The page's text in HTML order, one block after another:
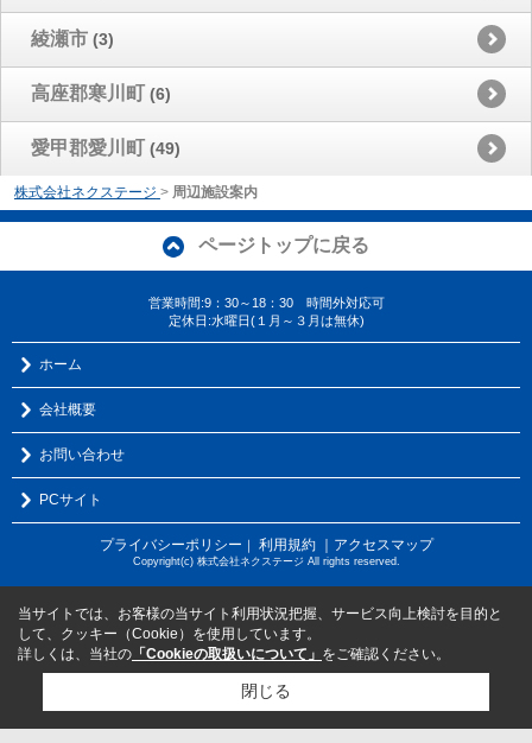
綾瀬市 (3)
高座郡寒川町 (6)
愛甲郡愛川町 (49)
株式会社ネクステージ > 周辺施設案内
ページトップに戻る
営業時間:9：30～18：30 時間外対応可
定休日:水曜日(１月～３月は無休)
ホーム
会社概要
お問い合わせ
PCサイト
プライバシーポリシー ｜ 利用規約 ｜アクセスマップ
Copyright(c) 株式会社ネクステージ All rights reserved.
当サイトでは、お客様の当サイト利用状況把握、サービス向上検討を目的と
して、クッキー（Cookie）を使用しています。
詳しくは、当社の 「Cookieの取扱いについて」 をご確認ください。
閉じる